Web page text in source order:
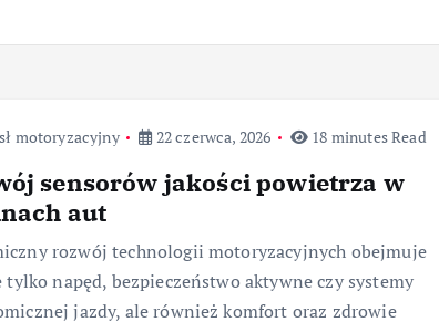
motoryzacyjny 22 czerwca, 2026 18 minutes Read
sensorów jakości powietrza w
aut
rozwój technologii motoryzacyjnych obejmuje
napęd, bezpieczeństwo aktywne czy systemy
jazdy, ale również komfort oraz zdrowie